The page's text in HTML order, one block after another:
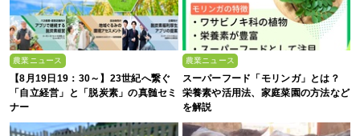
農業ニュース
【8月19日19：30～】23世紀へ繋ぐ
「自立経営」と「脱炭素」の真髄セミ
ナー
農業ニュース
スーパーフード「モリンガ」とは？
栄養素や活用法、家庭菜園の方法など
を解説